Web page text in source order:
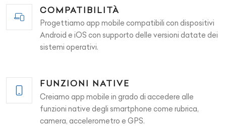
COMPATIBILITÀ
Progettiamo app mobile compatibili con dispositivi
Android e iOS con supporto delle versioni datate dei
sistemi operativi.
FUNZIONI NATIVE
Creiamo app mobile in grado di accedere alle
funzioni native degli smartphone come rubrica,
camera, accelerometro e GPS.